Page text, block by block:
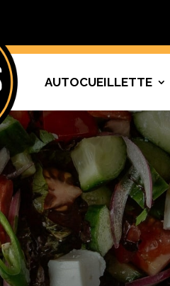
AUTOCUEILLETTE